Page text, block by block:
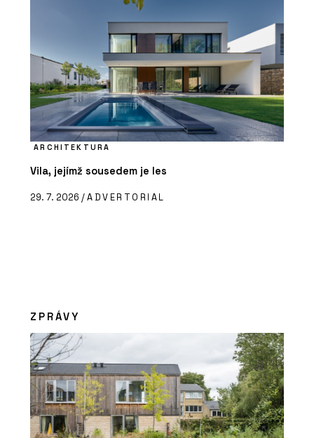
ARCHITEKTURA
Vila, jejímž sousedem je les
29. 7. 2026 /ADVERTORIAL
ZPRÁVY